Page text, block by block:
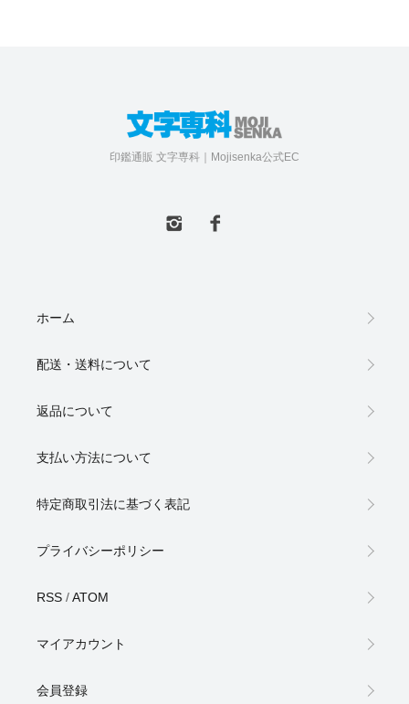
印鑑通販 文字専科｜Mojisenka公式EC
ホーム
配送・送料について
返品について
支払い方法について
特定商取引法に基づく表記
プライバシーポリシー
RSS /ATOM
マイアカウント
会員登録